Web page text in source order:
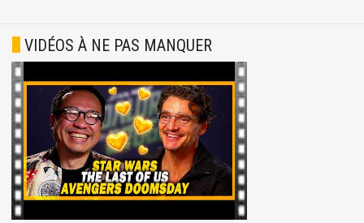
VIDÉOS À NE PAS MANQUER